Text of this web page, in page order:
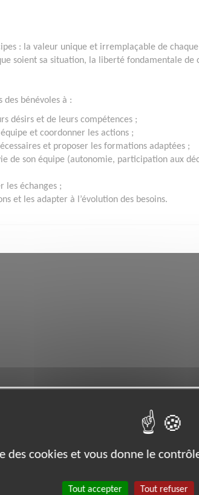
: la valeur unique et irremplaçable de
soient sa situation, la liberté fondamentale de
des bénévoles à :
désirs et de leurs compétences ;
et coordonner les actions ;
et proposer les formations adaptées ;
de son équipe (autonomie, participation aux
les échanges ;
et les adapter à l’évolution des besoins.
des cookies et vous donne le
Tout accepter Tout refuser